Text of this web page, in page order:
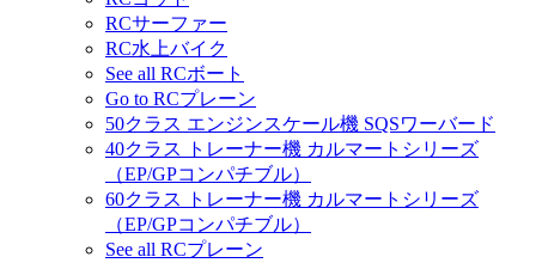
RCサーファー
RC水上バイク
See all RCボート
Go to RCプレーン
50クラス エンジンスケール機 SQSワーバード
40クラス トレーナー機 カルマートシリーズ
（EP/GPコンパチブル）
60クラス トレーナー機 カルマートシリーズ
（EP/GPコンパチブル）
See all RCプレーン